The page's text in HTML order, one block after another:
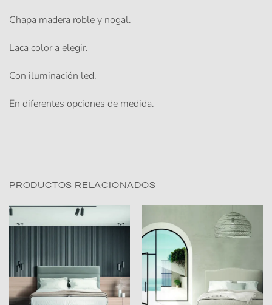
Chapa madera roble y nogal.
Laca color a elegir.
Con iluminación led.
En diferentes opciones de medida.
PRODUCTOS RELACIONADOS